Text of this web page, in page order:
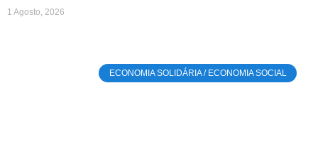
1 Agosto, 2026
ECONOMIA SOLIDÁRIA / ECONOMIA SOCIAL